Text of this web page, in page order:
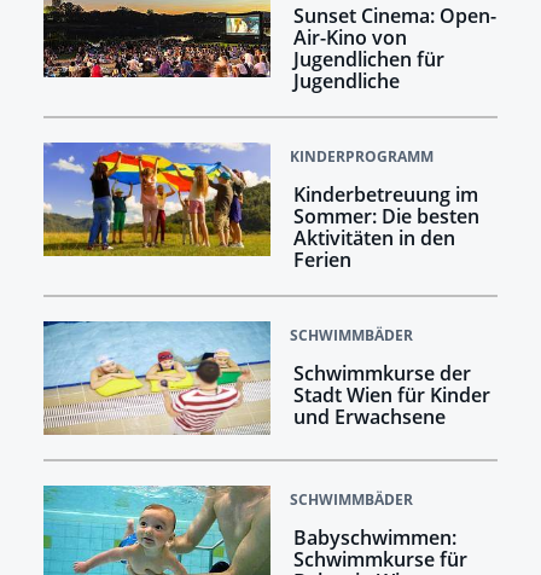
Sunset Cinema: Open-
Air-Kino von
Jugendlichen für
Jugendliche
KINDERPROGRAMM
Kinderbetreuung im
Sommer: Die besten
Aktivitäten in den
Ferien
SCHWIMMBÄDER
Schwimmkurse der
Stadt Wien für Kinder
und Erwachsene
SCHWIMMBÄDER
Babyschwimmen:
Schwimmkurse für